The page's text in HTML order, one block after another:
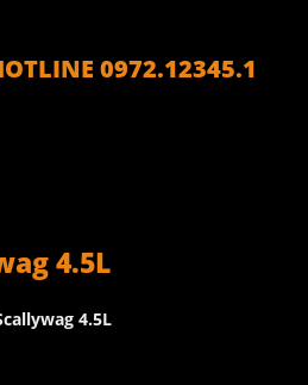
0972.12345.1
4.5L
4.5L